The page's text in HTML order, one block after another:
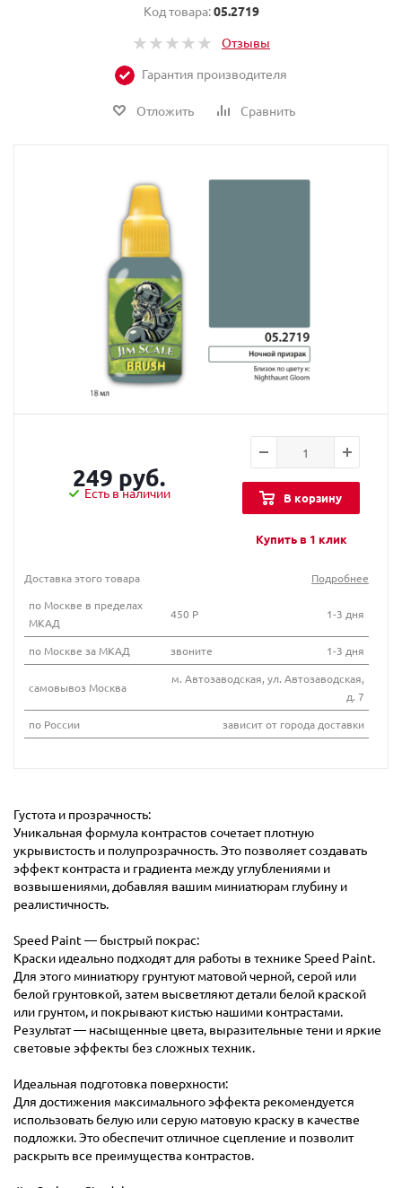
Код товара:05.2719
Отзывы
Гарантия производителя
Отложить Сравнить
249 руб.
Есть в наличии В корзину
Купить в 1 клик
Доставка этого товара
Подробнее
по Москве в пределах
МКАД
450 Р 1-3 дня
по Москве за МКАД звоните 1-3 дня
самовывоз Москва
м. Автозаводская, ул. Автозаводская,
д. 7
по России
зависит от города доставки
Густота и прозрачность:
Уникальная формула контрастов сочетает плотную
укрывистость и полупрозрачность. Это позволяет создавать
эффект контраста и градиента между углублениями и
возвышениями, добавляя вашим миниатюрам глубину и
реалистичность.
Speed Paint — быстрый покрас:
Краски идеально подходят для работы в технике Speed Paint.
Для этого миниатюру грунтуют матовой черной, серой или
белой грунтовкой, затем высветляют детали белой краской
или грунтом, и покрывают кистью нашими контрастами.
Результат — насыщенные цвета, выразительные тени и яркие
световые эффекты без сложных техник.
Идеальная подготовка поверхности:
Для достижения максимального эффекта рекомендуется
использовать белую или серую матовую краску в качестве
подложки. Это обеспечит отличное сцепление и позволит
раскрыть все преимущества контрастов.